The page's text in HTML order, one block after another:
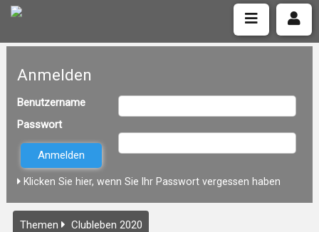
Anmelden
Benutzername
Passwort
Klicken Sie hier, wenn Sie Ihr Passwort vergessen haben
Themen Clubleben 2020